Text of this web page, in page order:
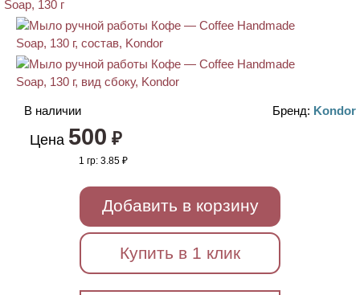
В наличии Бренд: Kondor
Цена 500 ₽
1 гр:3.85 ₽
Добавить в корзину
Купить в 1 клик